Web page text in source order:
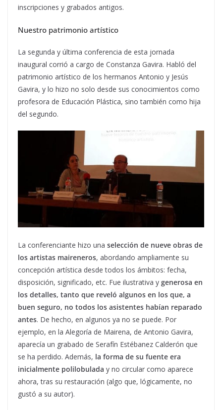
inscripciones y grabados antigos.
Nuestro patrimonio artístico
La segunda y última conferencia de esta jornada
inaugural corrió a cargo de Constanza Gavira. Habló del
patrimonio artístico de los hermanos Antonio y Jesús
Gavira, y lo hizo no solo desde sus conocimientos como
profesora de Educación Plástica, sino también como hija
del segundo.
La conferenciante hizo una selección de nueve obras de
los artistas maireneros, abordando ampliamente su
concepción artística desde todos los ámbitos: fecha,
disposición, significado, etc. Fue ilustrativa y generosa en
los detalles, tanto que reveló algunos en los que, a
buen seguro, no todos los asistentes habían reparado
antes. De hecho, en algunos ya no se puede. Por
ejemplo, en la Alegoría de Mairena, de Antonio Gavira,
aparecía un grabado de Serafín Estébanez Calderón que
se ha perdido. Además, la forma de su fuente era
inicialmente polilobulada y no circular como aparece
ahora, tras su restauración (algo que, lógicamente, no
gustó a su autor).